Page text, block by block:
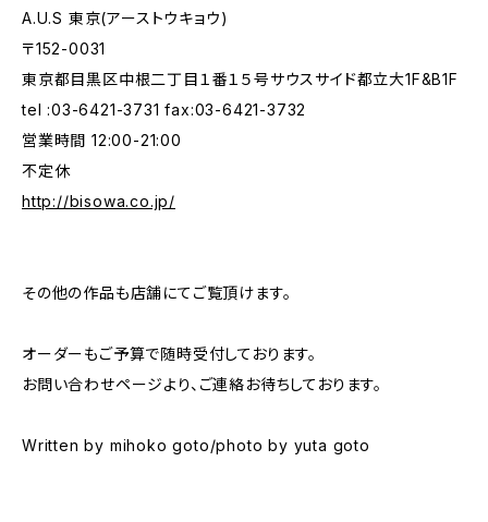
A.U.S 東京(アーストウキョウ)
〒152-0031
東京都目黒区中根二丁目１番１５号サウスサイド都立大1F&B1F
tel :03-6421-3731 fax:03-6421-3732
営業時間 12:00-21:00
不定休
http://bisowa.co.jp/
その他の作品も店舗にてご覧頂けます。
オーダーもご予算で随時受付しております。
お問い合わせページより、ご連絡お待ちしております。
Written by mihoko goto/photo by yuta goto